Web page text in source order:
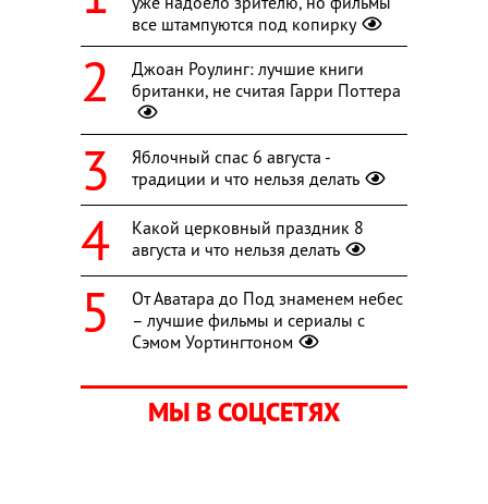
все штампуются под копирку
Джоан Роулинг: лучшие книги
британки, не считая Гарри Поттера
Яблочный спас 6 августа -
традиции и что нельзя делать
Какой церковный праздник 8
августа и что нельзя делать
От Аватара до Под знаменем небес
– лучшие фильмы и сериалы с
Сэмом Уортингтоном
МЫ В СОЦСЕТЯХ